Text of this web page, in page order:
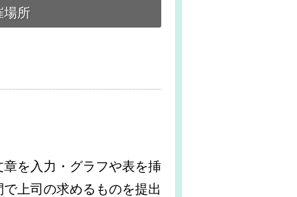
場所
を入力・グラフや表を挿
上司の求めるものを提出